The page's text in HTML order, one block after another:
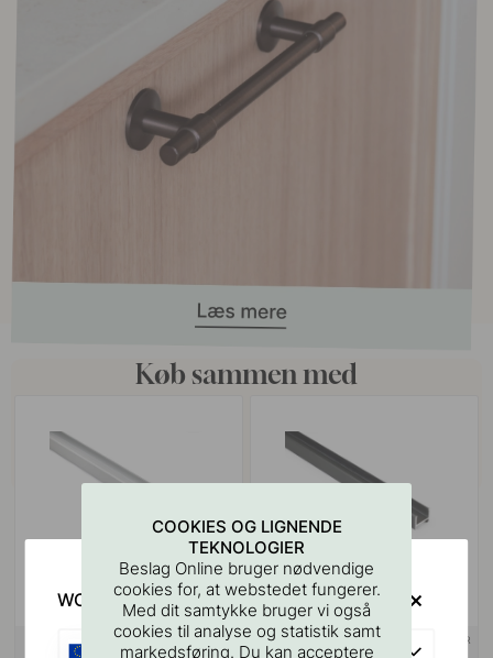
Køb sammen med
+ FARVER + FARVER
COOKIES OG LIGNENDE
TEKNOLOGIER
Beslag Online bruger nødvendige
cookies for, at webstedet fungerer.
Med dit samtykke bruger vi også
cookies til analyse og statistik samt
markedsføring. Du kan acceptere
WOULD YOU RATHER VISIT?
EU